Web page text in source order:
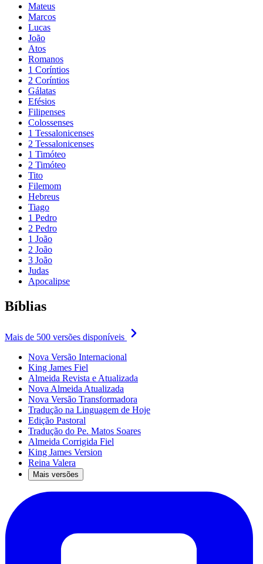
Mateus
Marcos
Lucas
João
Atos
Romanos
1 Coríntios
2 Coríntios
Gálatas
Efésios
Filipenses
Colossenses
1 Tessalonicenses
2 Tessalonicenses
1 Timóteo
2 Timóteo
Tito
Filemom
Hebreus
Tiago
1 Pedro
2 Pedro
1 João
2 João
3 João
Judas
Apocalipse
Bíblias
Mais de 500 versões disponíveis
Nova Versão Internacional
King James Fiel
Almeida Revista e Atualizada
Nova Almeida Atualizada
Nova Versão Transformadora
Tradução na Linguagem de Hoje
Edição Pastoral
Tradução do Pe. Matos Soares
Almeida Corrigida Fiel
King James Version
Reina Valera
Mais versões